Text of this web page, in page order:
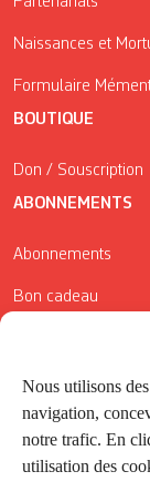
Nous utilisons
navigation,
notre trafic. En
utilisation des
Naissances et
Formulaire
BOUTIQUE
Don / Souscription
ABONNEMENTS
Abonnements
Bon cadeau
Conditions
Réductions de la
Application